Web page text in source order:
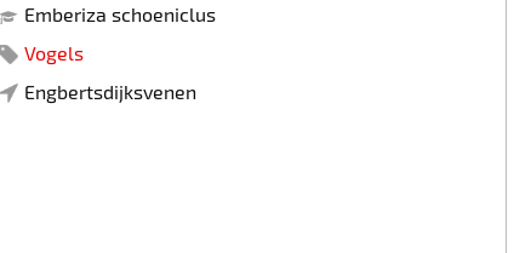
Emberiza schoeniclus
Vogels
Engbertsdijksvenen